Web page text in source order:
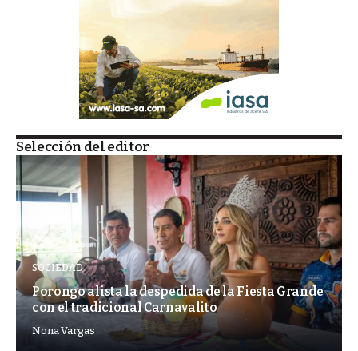
Selección del editor
SOCIEDAD
Porongo alista la despedida de la Fiesta Grande
con el tradicional Carnavalito
Nona Vargas